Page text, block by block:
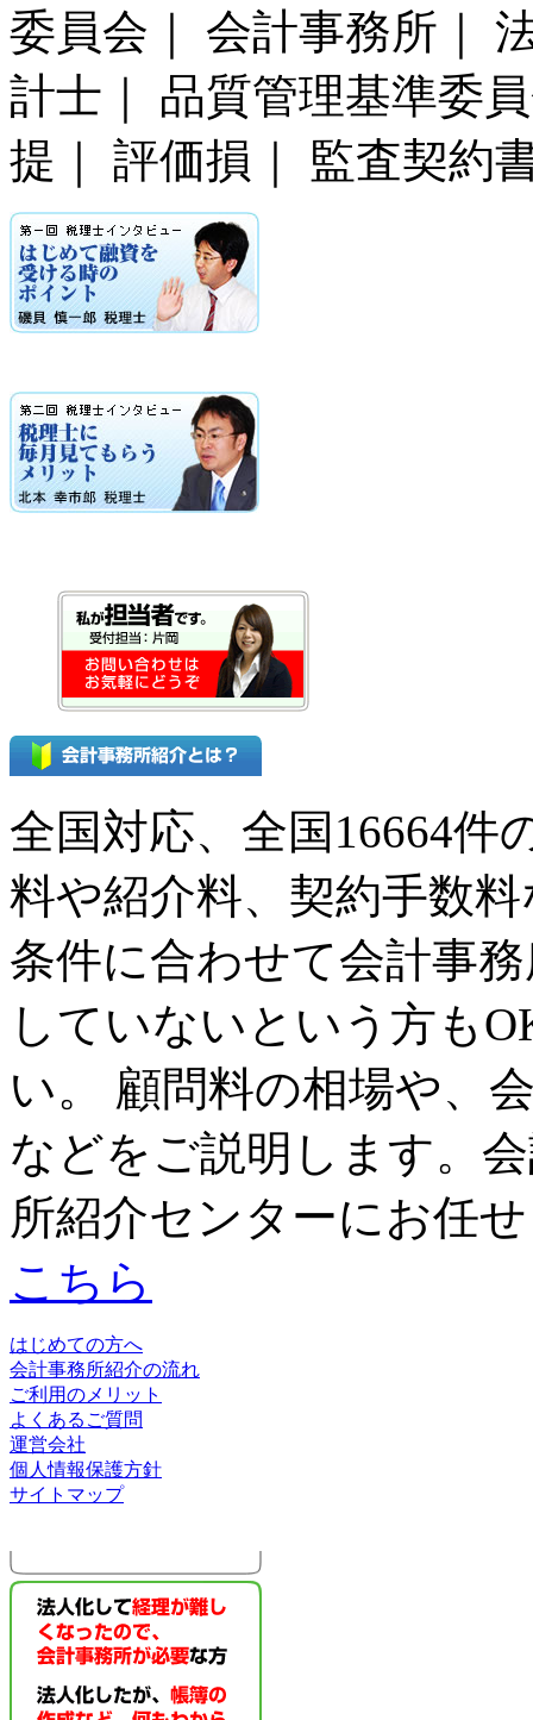
委員会｜ 会計事務所｜
計士｜ 品質管理基準委
提｜ 評価損｜ 監査契約
全国対応、全国16664件
料や紹介料、契約手数
条件に合わせて会計事
していないという方も
い。 顧問料の相場や、
などをご説明します。
所紹介センターにお任
こちら
はじめての方へ
会計事務所紹介の流れ
ご利用のメリット
よくあるご質問
運営会社
個人情報保護方針
サイトマップ